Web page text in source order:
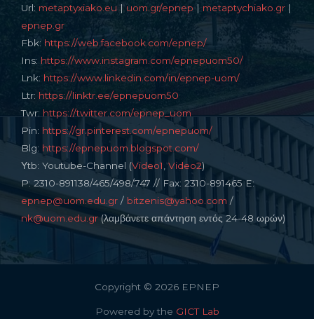
Url: metaptyxiako.eu | uom.gr/epnep | metaptychiako.gr |
epnep.gr
Fbk: https://web.facebook.com/epnep/
Ins: https://www.instagram.com/epnepuom50/
Lnk: https://www.linkedin.com/in/epnep-uom/
Ltr: https://linktr.ee/epnepuom50
Twr: https://twitter.com/epnep_uom
Pin: https://gr.pinterest.com/epnepuom/
Blg: https://epnepuom.blogspot.com/
Υtb: Youtube-Channel (Video1 Video2)
P: 2310-891138/465/498/747 // Fax: 2310-891465 E:
epnep@uom.edu.gr / bitzenis@yahoo.com /
nk@uom.edu.gr (λαμβάνετε απάντηση εντός 24-48 ωρών)
Copyright © 2026 EPNEP
Powered by the GICT Lab